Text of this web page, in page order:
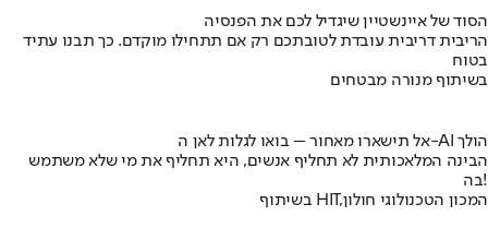
הסוד של איינשטיין שיגדיל לכם את הפנסיה
הריבית דריבית עובדת לטובתכם רק אם תתחילו מוקדם. כך תבנו עתיד
בטוח
בשיתוף מנורה מבטחים
אל תישארו מאחור – בואו לגלות לאן ה-AI הולך
הבינה המלאכותית לא תחליף אנשים, היא תחליף את מי שלא משתמש
בה!
בשיתוף HIT,המכון הטכנולוגי חולון